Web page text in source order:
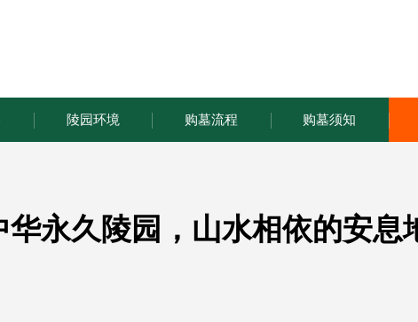
陵园环境 购墓流程 购墓须知
永久陵园，山水相依的安息